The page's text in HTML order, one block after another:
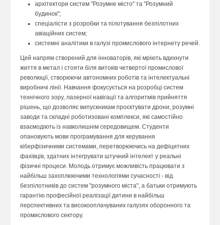
архітектори систем "Розумне місто" та "Розумний
будинок";
спеціалісти з розробки та пілотування безпілотних
авіаційних систем;
системні аналітики в галузі промислового інтернету речей.
Цей напрям створений для інноваторів, які мріють вдихнути
життя в метал і стояти біля витоків четвертої промислової
революції, створюючи автономних роботів та інтелектуальні
виробничі лінії. Навчання фокусується на розробці систем
технічного зору, лазерної навігації та алгоритмів прийняття
рішень, що дозволяє випускникам проєктувати дрони, розумні
заводи та складні роботизовані комплекси, які самостійно
взаємодіють із навколишнім середовищем. Студенти
опановують мови програмування для керування
кіберфізичними системами, перетворюючись на дефіцитних
фахівців, здатних інтегрувати штучний інтелект у реальні
фізичні процеси. Молодь отримує можливість працювати з
найбільш захоплюючими технологіями сучасності - від
безпілотників до систем "розумного міста", а батьки отримують
гарантію професійної реалізації дитини в найбільш
перспективних та високооплачуваних галузях оборонного та
промислового сектору.